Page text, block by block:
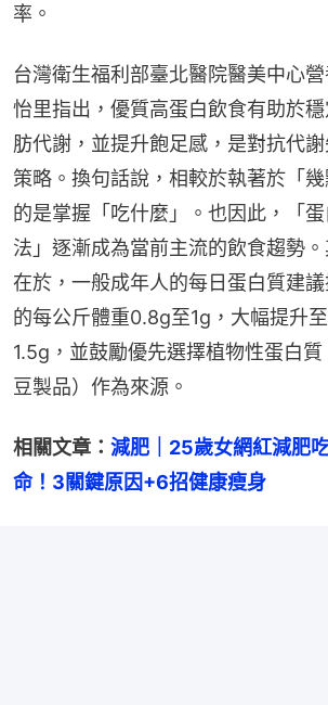
率。
台灣衛生福利部臺北醫院醫美中心
怡里指出，優質高蛋白飲食有助於
肪代謝，並提升飽足感，是對抗代
策略。換句話說，相較於執著於「
的是掌握「吃什麼」。也因此，「
法」逐漸成為當前主流的飲食趨勢
在於，一般成年人的每日蛋白質建
的每公斤體重0.8g至1g，大幅提升
1.5g，並鼓勵優先選擇植物性蛋白
豆製品）作為來源。
相關文章： 減肥｜25歲女網紅減肥
命！3關鍵原因+6招健康瘦身